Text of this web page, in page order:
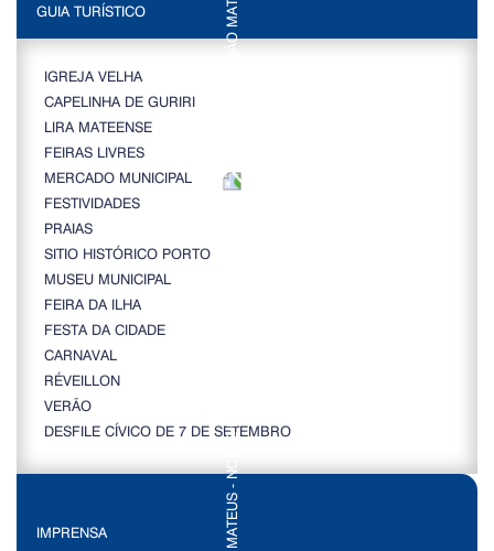
GUIA TURÍSTICO
IGREJA VELHA
CAPELINHA DE GURIRI
LIRA MATEENSE
FEIRAS LIVRES
MERCADO MUNICIPAL
FESTIVIDADES
PRAIAS
SITIO HISTÓRICO PORTO
MUSEU MUNICIPAL
FEIRA DA ILHA
FESTA DA CIDADE
CARNAVAL
RÉVEILLON
VERÃO
DESFILE CÍVICO DE 7 DE SETEMBRO
IMPRENSA